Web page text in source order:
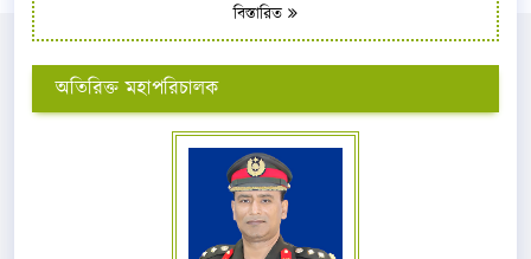
বিস্তারিত
অতিরিক্ত মহাপরিচালক